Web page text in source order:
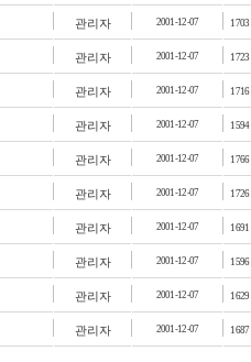
관리자 2001-12-07 1703
관리자 2001-12-07 1723
관리자 2001-12-07 1716
관리자 2001-12-07 1594
관리자 2001-12-07 1766
관리자 2001-12-07 1726
관리자 2001-12-07 1691
관리자 2001-12-07 1596
관리자 2001-12-07 1629
관리자 2001-12-07 1687